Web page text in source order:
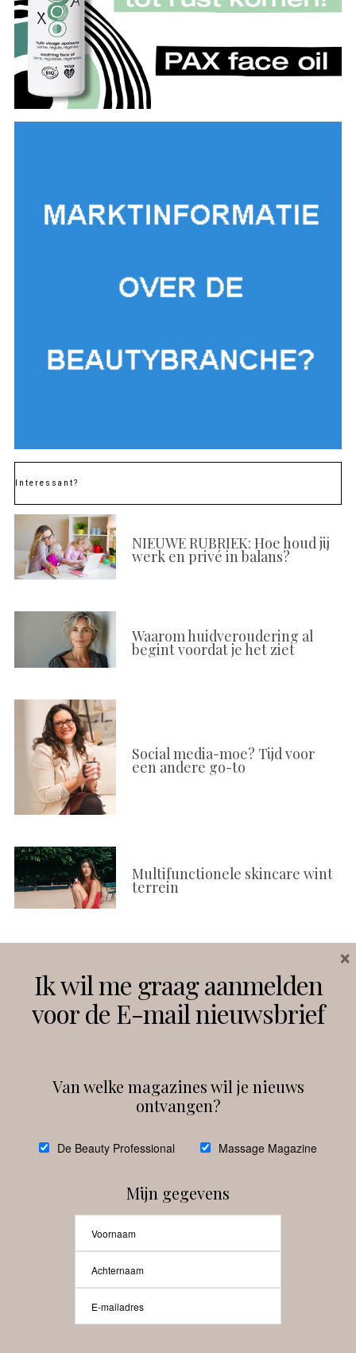
Interessant?
NIEUWE RUBRIEK: Hoe houd jij
werk en privé in balans?
Waarom huidveroudering al
begint voordat je het ziet
Social media-moe? Tijd voor
een andere go-to
Multifunctionele skincare wint
terrein
Instagram Facebook
debeautyprofessional
Beauty-Pro.nl
Ik wil me graag aanmelden
voor de E-mail nieuwsbrief
Van welke magazines wil je nieuws
ontvangen?
De Beauty Professional Massage Magazine
Mijn gegevens
×